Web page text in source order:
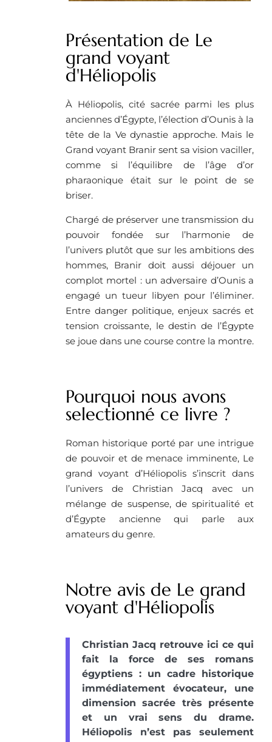
Présentation de Le
grand voyant
d'Héliopolis
À Héliopolis, cité sacrée parmi les plus
anciennes d’Égypte, l’élection d’Ounis à la
tête de la Ve dynastie approche. Mais le
Grand voyant Branir sent sa vision vaciller,
comme si l’équilibre de l’âge d’or
pharaonique était sur le point de se
briser.
Chargé de préserver une transmission du
pouvoir fondée sur l’harmonie de
l’univers plutôt que sur les ambitions des
hommes, Branir doit aussi déjouer un
complot mortel : un adversaire d’Ounis a
engagé un tueur libyen pour l’éliminer.
Entre danger politique, enjeux sacrés et
tension croissante, le destin de l’Égypte
se joue dans une course contre la montre.
Pourquoi nous avons
selectionné ce livre ?
Roman historique porté par une intrigue
de pouvoir et de menace imminente, Le
grand voyant d’Héliopolis s’inscrit dans
l’univers de Christian Jacq avec un
mélange de suspense, de spiritualité et
d’Égypte ancienne qui parle aux
amateurs du genre.
Notre avis de Le grand
voyant d'Héliopolis
Christian Jacq retrouve ici ce qui
fait la force de ses romans
égyptiens : un cadre historique
immédiatement évocateur, une
dimension sacrée très présente
et un vrai sens du drame.
Héliopolis n’est pas seulement